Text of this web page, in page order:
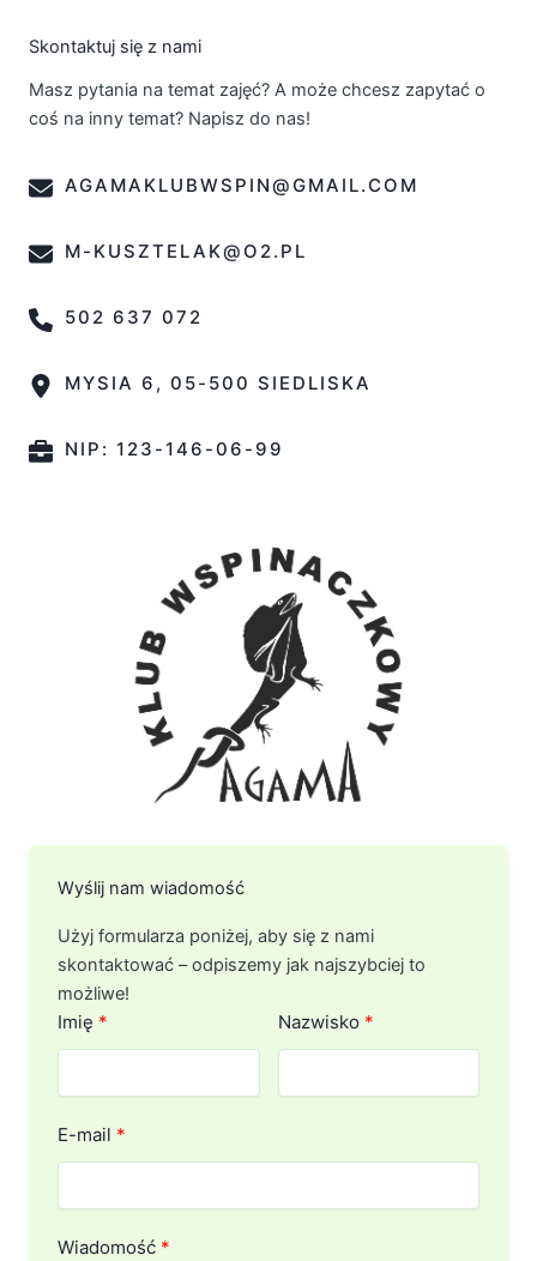
Skontaktuj się z nami
Masz pytania na temat zajęć? A może chcesz zapytać o
coś na inny temat? Napisz do nas!
AGAMAKLUBWSPIN@GMAIL.COM
M-KUSZTELAK@O2.PL
502 637 072
MYSIA 6, 05-500 SIEDLISKA
NIP: 123-146-06-99
Wyślij nam wiadomość
Użyj formularza poniżej, aby się z nami
skontaktować – odpiszemy jak najszybciej to
możliwe!
Imię Nazwisko
E-mail
Wiadomość